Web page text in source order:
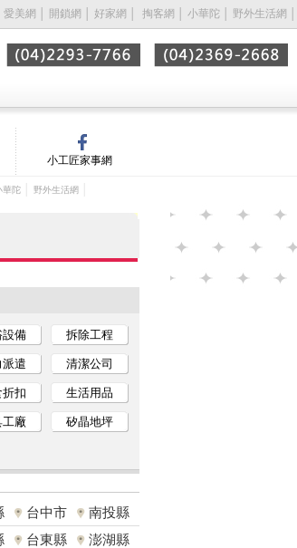
愛美網 開鎖網 好家網 掏客網 小華陀 野外生活網
小工匠家事網
華陀 野外生活網
設備 拆除工程
派遣 清潔公司
扣 生活用品
廠 矽晶地坪
台中市
南投縣
台東縣
澎湖縣